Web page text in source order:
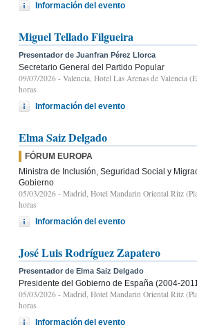
Información del evento
Miguel Tellado Filgueira
Presentador de Juanfran Pérez Llorca
Secretario General del Partido Popular
09/07/2026 - Valencia, Hotel Las Arenas de Valencia
horas
Información del evento
Elma Saiz Delgado
FÓRUM EUROPA
Ministra de Inclusión, Seguridad Social y
Gobierno
05/03/2026 - Madrid, Hotel Mandarin Oriental Ritz
horas
Información del evento
José Luis Rodríguez Zapatero
Presentador de Elma Saiz Delgado
Presidente del Gobierno de España (2004-
05/03/2026 - Madrid, Hotel Mandarin Oriental Ritz
horas
Información del evento